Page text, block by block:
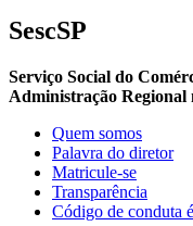
SescSP
Serviço Social do
Administração Regional
Quem somos
Palavra do diretor
Matricule-se
Transparência
Código de conduta